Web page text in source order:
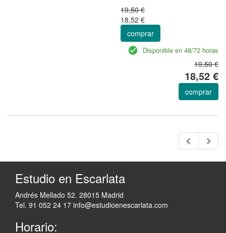
19,50 €
18,52 €
comprar
Disponible en 48/72 horas
19,50 €
18,52 €
comprar
Estudio en Escarlata
Andrés Mellado 52. 28015 Madrid
Tel. 91 052 24 17 info@estudioenescarlata.com
Horario: